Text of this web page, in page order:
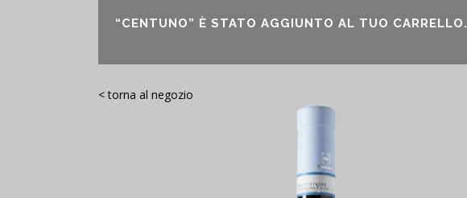
“CENTUNO” È STATO AGGIUNTO AL TUO CARRELLO.
< torna al negozio